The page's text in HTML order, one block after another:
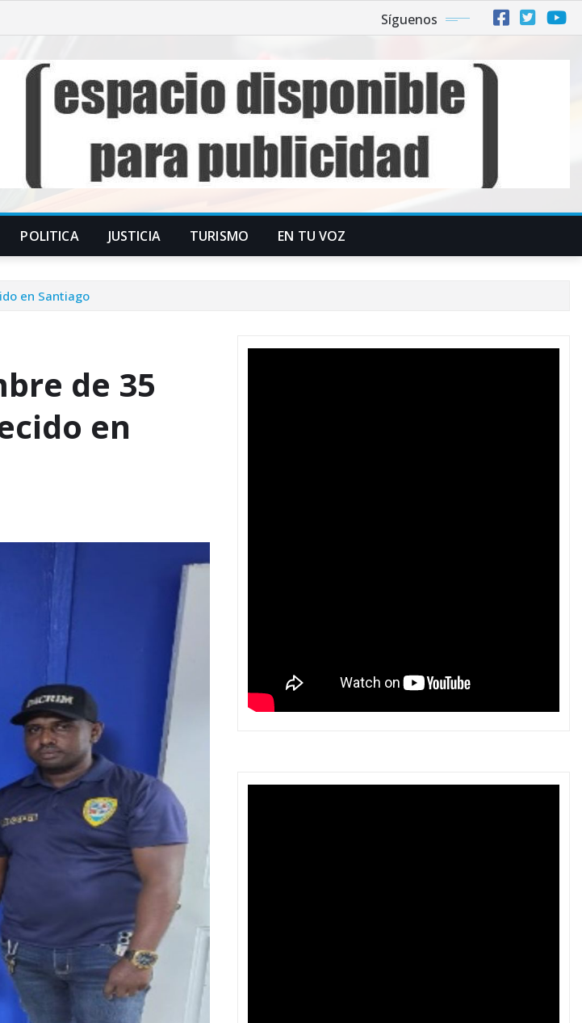
Síguenos
POLITICA JUSTICIA TURISMO EN TU VOZ
en Santiago
de 35
en